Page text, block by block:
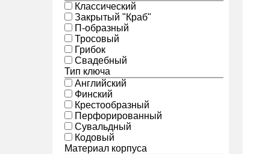
Классический
Закрытый "Краб"
П-образный
Тросовый
Грибок
Свадебный
Тип ключа
Английский
Финский
Крестообразный
Перфорированный
Сувальдный
Кодовый
Материал корпуса